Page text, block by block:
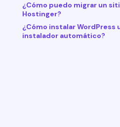
¿Cómo puedo migrar un
Hostinger?
¿Cómo instalar WordPress
instalador automático?